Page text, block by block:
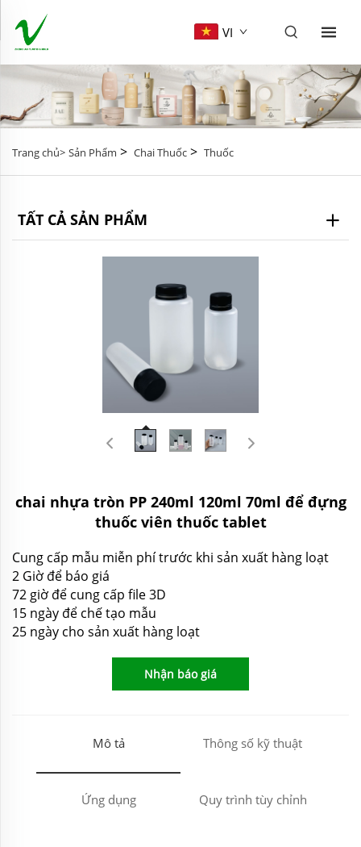
VI
Trang chủ> Sản Phẩm > Chai Thuốc > Thuốc
TẤT CẢ SẢN PHẨM
chai nhựa tròn PP 240ml 120ml 70ml để đựng
thuốc viên thuốc tablet
Cung cấp mẫu miễn phí trước khi sản xuất hàng loạt
2 Giờ để báo giá
72 giờ để cung cấp file 3D
15 ngày để chế tạo mẫu
25 ngày cho sản xuất hàng loạt
Nhận báo giá
Mô tả Thông số kỹ thuật
Ứng dụng Quy trình tùy chỉnh